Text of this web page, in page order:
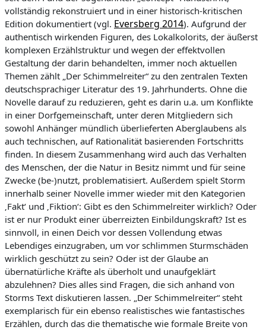
vollständig rekonstruiert und in einer historisch-kritischen
Edition dokumentiert (vgl. Eversberg 2014). Aufgrund der
authentisch wirkenden Figuren, des Lokalkolorits, der äußerst
komplexen Erzählstruktur und wegen der effektvollen
Gestaltung der darin behandelten, immer noch aktuellen
Themen zählt „Der Schimmelreiter“ zu den zentralen Texten
deutschsprachiger Literatur des 19. Jahrhunderts. Ohne die
Novelle darauf zu reduzieren, geht es darin u.a. um Konflikte
in einer Dorfgemeinschaft, unter deren Mitgliedern sich
sowohl Anhänger mündlich überlieferten Aberglaubens als
auch technischen, auf Rationalität basierenden Fortschritts
finden. In diesem Zusammenhang wird auch das Verhalten
des Menschen, der die Natur in Besitz nimmt und für seine
Zwecke (be-)nutzt, problematisiert. Außerdem spielt Storm
innerhalb seiner Novelle immer wieder mit den Kategorien
‚Fakt‘ und ‚Fiktion‘: Gibt es den Schimmelreiter wirklich? Oder
ist er nur Produkt einer überreizten Einbildungskraft? Ist es
sinnvoll, in einen Deich vor dessen Vollendung etwas
Lebendiges einzugraben, um vor schlimmen Sturmschäden
wirklich geschützt zu sein? Oder ist der Glaube an
übernatürliche Kräfte als überholt und unaufgeklärt
abzulehnen? Dies alles sind Fragen, die sich anhand von
Storms Text diskutieren lassen. „Der Schimmelreiter“ steht
exemplarisch für ein ebenso realistisches wie fantastisches
Erzählen, durch das die thematische wie formale Breite von